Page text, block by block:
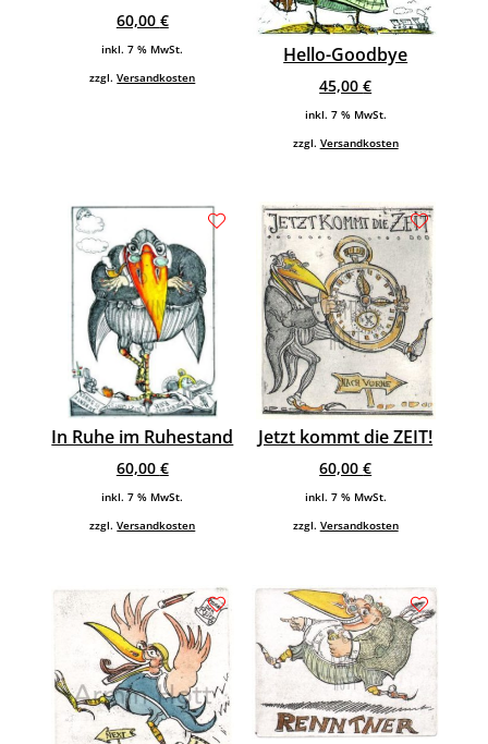
60,00 €
inkl. 7 % MwSt.
zzgl.Versandkosten
Hello-Goodbye
45,00€
inkl. 7 % MwSt.
zzgl. Versandkosten
In Ruhe im Ruhestand
60,00 €
inkl. 7 % MwSt.
zzgl.Versandkosten
Jetzt kommt die ZEIT!
60,00€
inkl. 7 % MwSt.
zzgl. Versandkosten